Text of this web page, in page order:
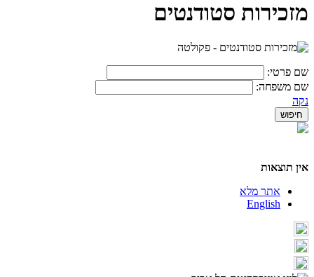
מזכירות סטודנטים
שם פרטי:
שם משפחה:
נקה
אין תוצאות
אתר מלא
English